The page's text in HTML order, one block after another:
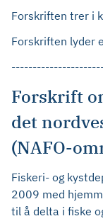
Forskriften trer i
Forskriften lyder
Forskrift
det
(NAFO-
Fiskeri- og
2009 med
til å delta i fiske